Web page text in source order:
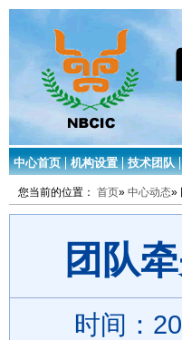
中心首页 机构设置 技术团队
您当前的位置： 首页» 中心动态»
团队
时间：